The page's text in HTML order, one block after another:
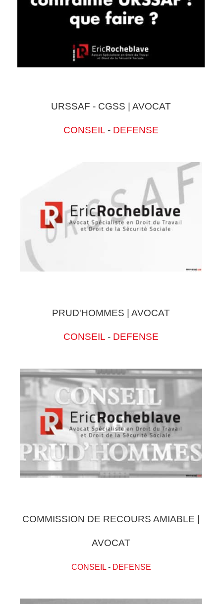
URSSAF - CGSS | AVOCAT
CONSEIL - DEFENSE
PRUD'HOMMES | AVOCAT
CONSEIL - DEFENSE
COMMISSION DE RECOURS AMIABLE |
AVOCAT
CONSEIL- DEFENSE